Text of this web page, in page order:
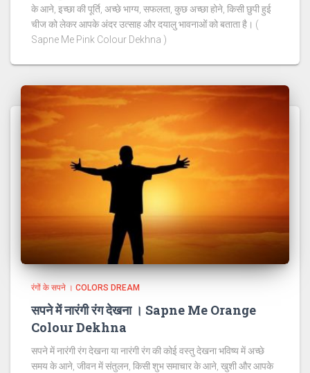
के आने, इच्छा की पूर्ति, अच्छे भाग्य, सफलता, कुछ अच्छा होने, किसी छुपी हुई
चीज को लेकर आपके अंदर उत्साह और दयालु भावनाओं को बताता है। (
Sapne Me Pink Colour Dekhna )
रंगों के सपने । COLORS DREAM
सपने में नारंगी रंग देखना । Sapne Me Orange
Colour Dekhna
सपने में नारंगी रंग देखना या नारंगी रंग की कोई वस्तु देखना भविष्य में अच्छे
समय के आने, जीवन में संतुलन, किसी शुभ समाचार के आने, खुशी और आपके